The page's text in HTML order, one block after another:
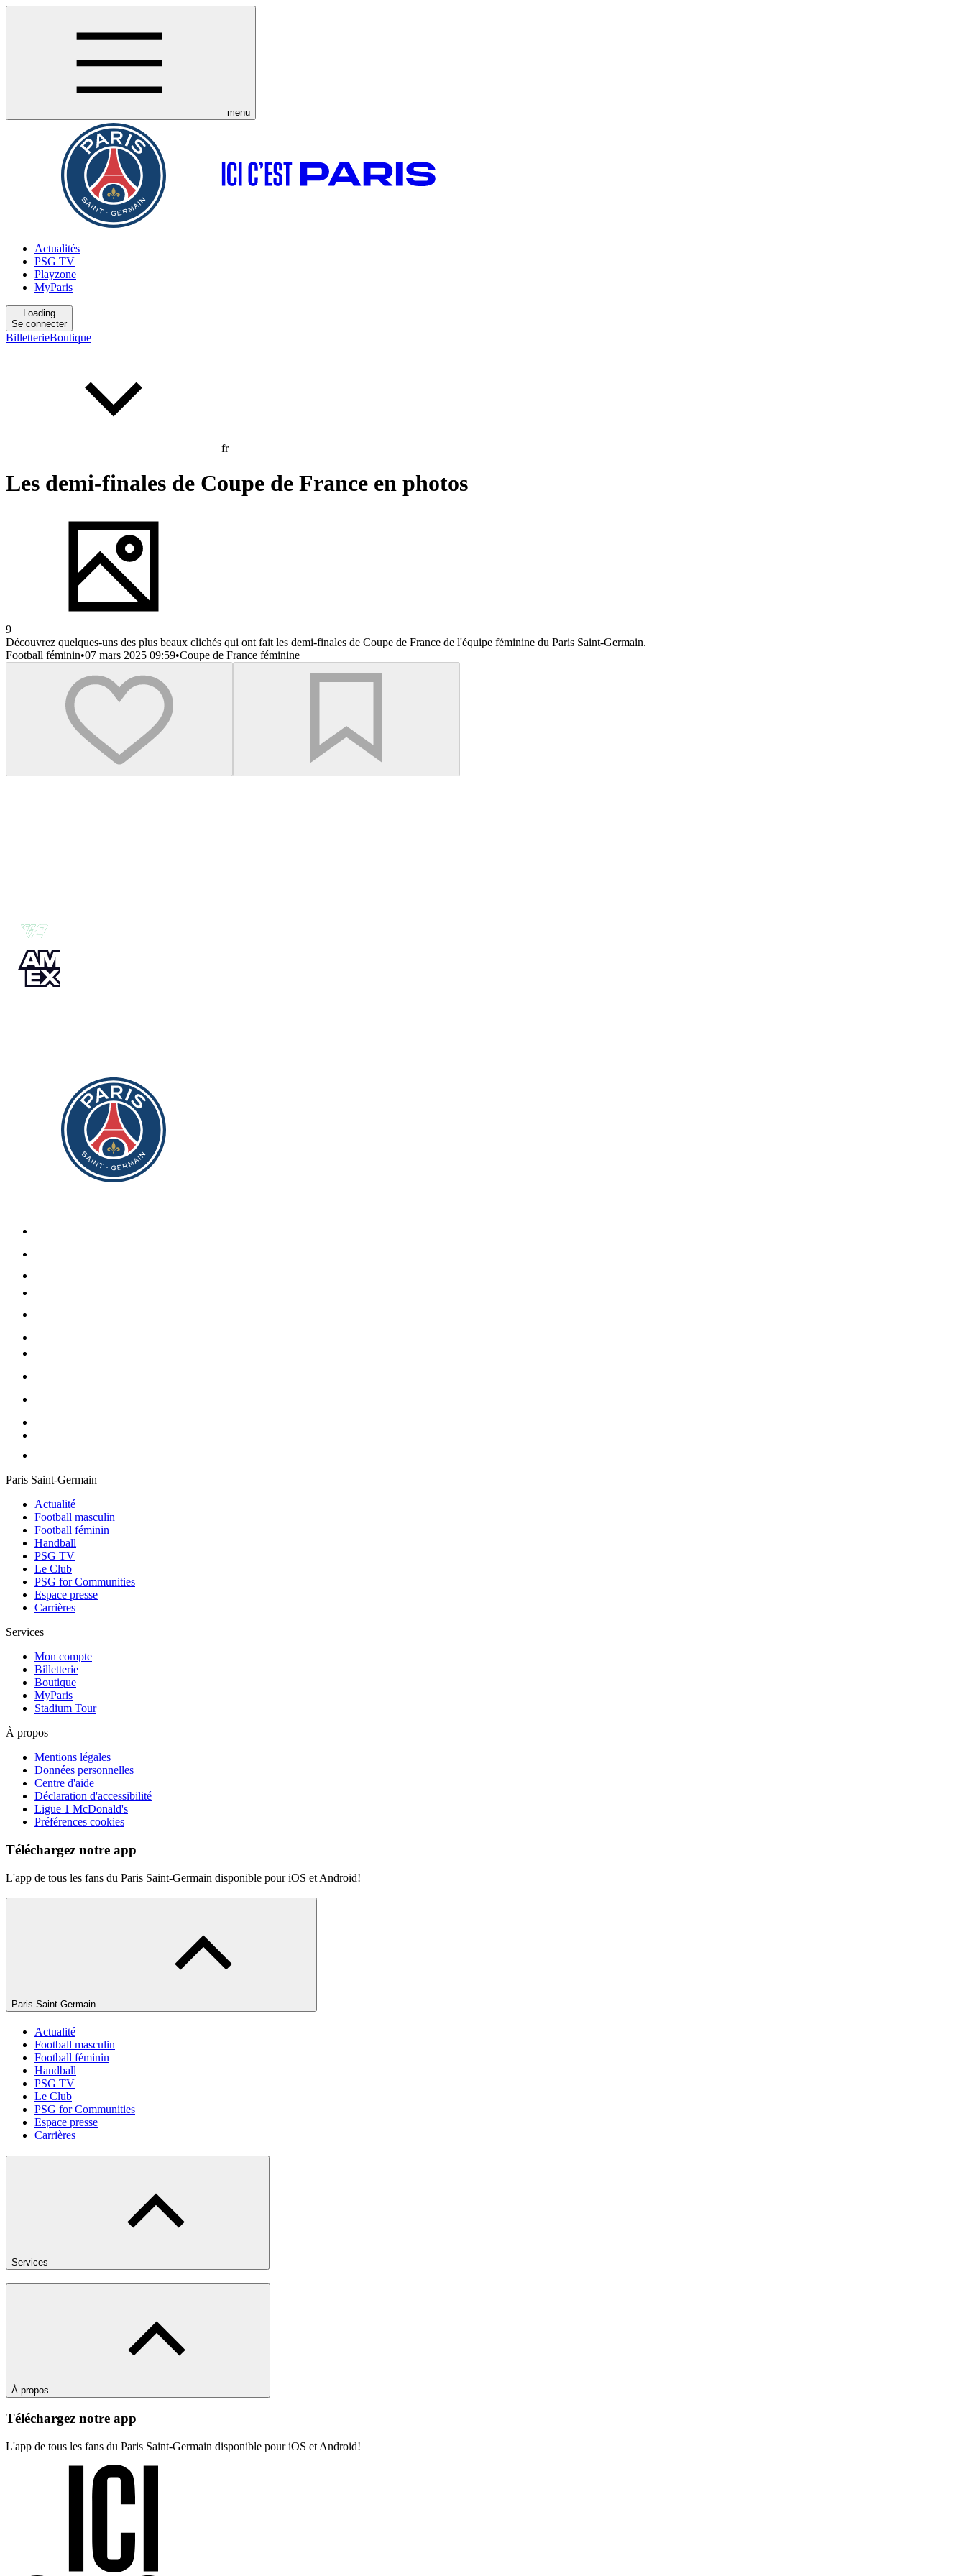
menu
Actualités
PSG TV
Playzone
MyParis
Loading
Se connecter
BilletterieBoutique
fr
Les demi-finales de Coupe de France en photos
9
Découvrez quelques-uns des plus beaux clichés qui ont fait les demi-finales de Coupe de France de l'équipe féminine du Paris Saint-Germain.
Football féminin•07 mars 2025 09:59•Coupe de France féminine
Paris Saint-Germain
Actualité
Football masculin
Football féminin
Handball
PSG TV
Le Club
PSG for Communities
Espace presse
Carrières
Services
Mon compte
Billetterie
Boutique
MyParis
Stadium Tour
À propos
Mentions légales
Données personnelles
Centre d'aide
Déclaration d'accessibilité
Ligue 1 McDonald's
Préférences cookies
Téléchargez notre app
L'app de tous les fans du Paris Saint-Germain disponible pour iOS et Android!
Paris Saint-Germain
Actualité
Football masculin
Football féminin
Handball
PSG TV
Le Club
PSG for Communities
Espace presse
Carrières
Services
À propos
Téléchargez notre app
L'app de tous les fans du Paris Saint-Germain disponible pour iOS et Android!